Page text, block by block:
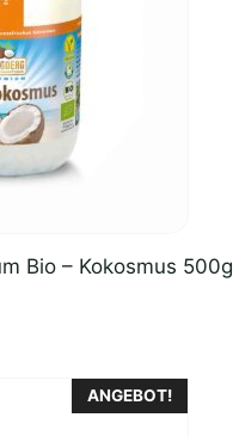
Bio – Kokosmus 500g
ANGEBOT!